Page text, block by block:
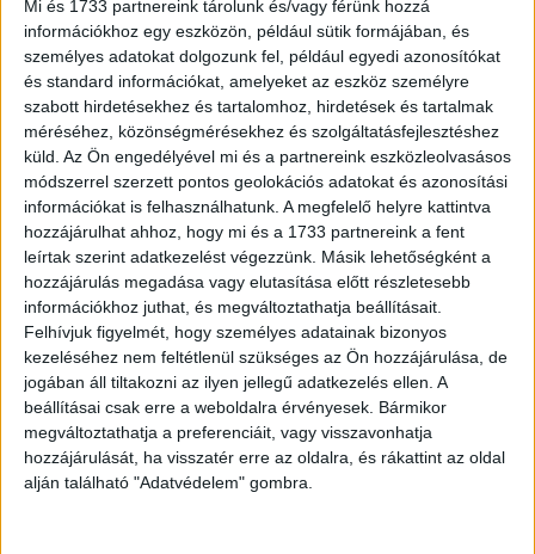
Mi és 1733 partnereink tárolunk és/vagy férünk hozzá
információkhoz egy eszközön, például sütik formájában, és
személyes adatokat dolgozunk fel, például egyedi azonosítókat
és standard információkat, amelyeket az eszköz személyre
szabott hirdetésekhez és tartalomhoz, hirdetések és tartalmak
méréséhez, közönségmérésekhez és szolgáltatásfejlesztéshez
küld. Az Ön engedélyével mi és a partnereink eszközleolvasásos
módszerrel szerzett pontos geolokációs adatokat és azonosítási
információkat is felhasználhatunk. A megfelelő helyre kattintva
hozzájárulhat ahhoz, hogy mi és a 1733 partnereink a fent
leírtak szerint adatkezelést végezzünk. Másik lehetőségként a
hozzájárulás megadása vagy elutasítása előtt részletesebb
információkhoz juthat, és megváltoztathatja beállításait.
Felhívjuk figyelmét, hogy személyes adatainak bizonyos
kezeléséhez nem feltétlenül szükséges az Ön hozzájárulása, de
jogában áll tiltakozni az ilyen jellegű adatkezelés ellen. A
beállításai csak erre a weboldalra érvényesek. Bármikor
megváltoztathatja a preferenciáit, vagy visszavonhatja
hozzájárulását, ha visszatér erre az oldalra, és rákattint az oldal
alján található "Adatvédelem" gombra.
ideiglenes vezetés megszünteti a politikai propagandát,
elindul a pénzügyi és működési audit, és megkezdődik az
intézményi konszolidáció. Addig, amíg a nyilvános
pályázaton megválasztott, független vezető átveszi a
közmédia irányítását” - jegyezte meg a miniszter.
Grósz Judit több mint 25 éves felsővezetői tapasztalattal
rendelkezik a média, a telekommunikáció és a
technológiai szektor területén. Az RTL Magyarország
digitális területekért felelős vezérigazgató-helyettesi
pozíciójában a hazai streamingpiacot átalakító digitális
platformot épített fel, a Microsoft Hungary COO/CMO-
jaként pedig egy komplex üzleti modellváltást vezetett.
Mélyreható szakmai ismeretekkel bír a médiapiaci
működés, az intézményi átalakulás és az adatalapú
stratégiai döntéshozatal terén.